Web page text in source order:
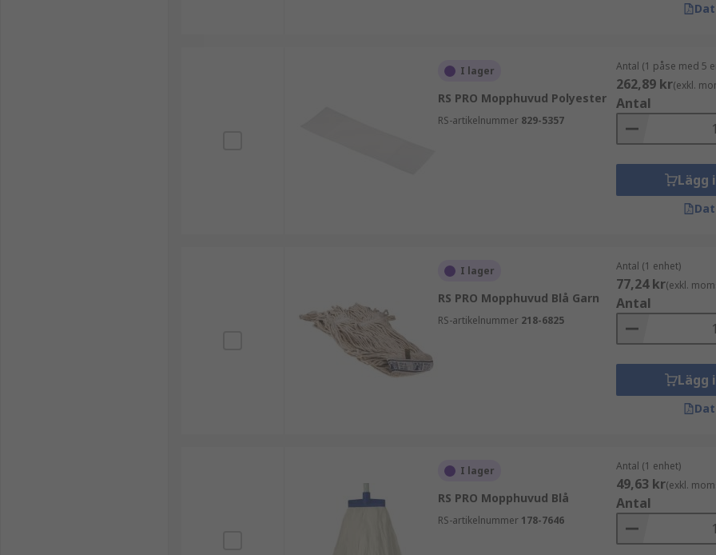
I lager
RS PRO Mopphuvud Polyester
RS-artikelnummer 829-5357
Antal (1 påse med 5
262,89 kr(exkl.
Antal
Lägg
I lager
RS PRO Mopphuvud Blå Garn
RS-artikelnummer 218-6825
Antal (1 enhet)
77,24 kr(exkl.
Antal
Lägg
I lager
RS PRO Mopphuvud Blå
RS-artikelnummer 178-7646
Antal (1 enhet)
49,63 kr(exkl.
Antal